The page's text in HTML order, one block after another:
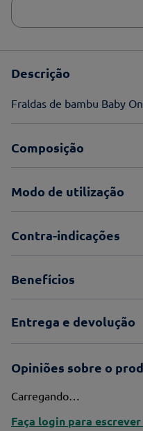
Descrição
Fraldas de bambu Baby
Composição
Modo de utilização
Contra-indicações
Benefícios
Entrega e devolução
Opiniões sobre o
Carregando…
Faça login para